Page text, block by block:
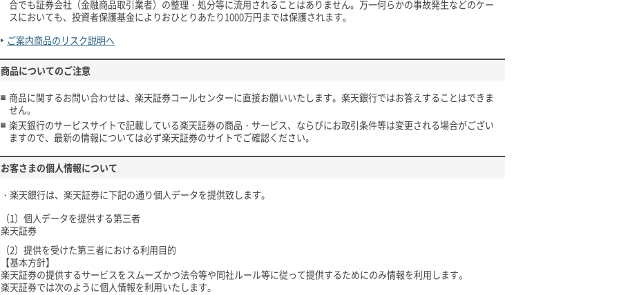
合でも証券会社（金融商品取引業者）の整理・処分等に流用されることはありません。万一何らかの事故発生などのケー
スにおいても、投資者保護基金によりおひとりあたり1000万円までは保護されます。
ご案内商品のリスク説明へ
商品についてのご注意
商品に関するお問い合わせは、楽天証券コールセンターに直接お願いいたします。楽天銀行ではお答えすることはできま
せん。
楽天銀行のサービスサイトで記載している楽天証券の商品・サービス、ならびにお取引条件等は変更される場合がござい
ますので、最新の情報については必ず楽天証券のサイトでご確認ください。
お客さまの個人情報について
・楽天銀行は、楽天証券に下記の通り個人データを提供致します。
（1）個人データを提供する第三者
楽天証券
（2）提供を受けた第三者における利用目的
【基本方針】
楽天証券の提供するサービスをスムーズかつ法令等や同社ルール等に従って提供するためにのみ情報を利用します。
楽天証券では次のように個人情報を利用いたします。